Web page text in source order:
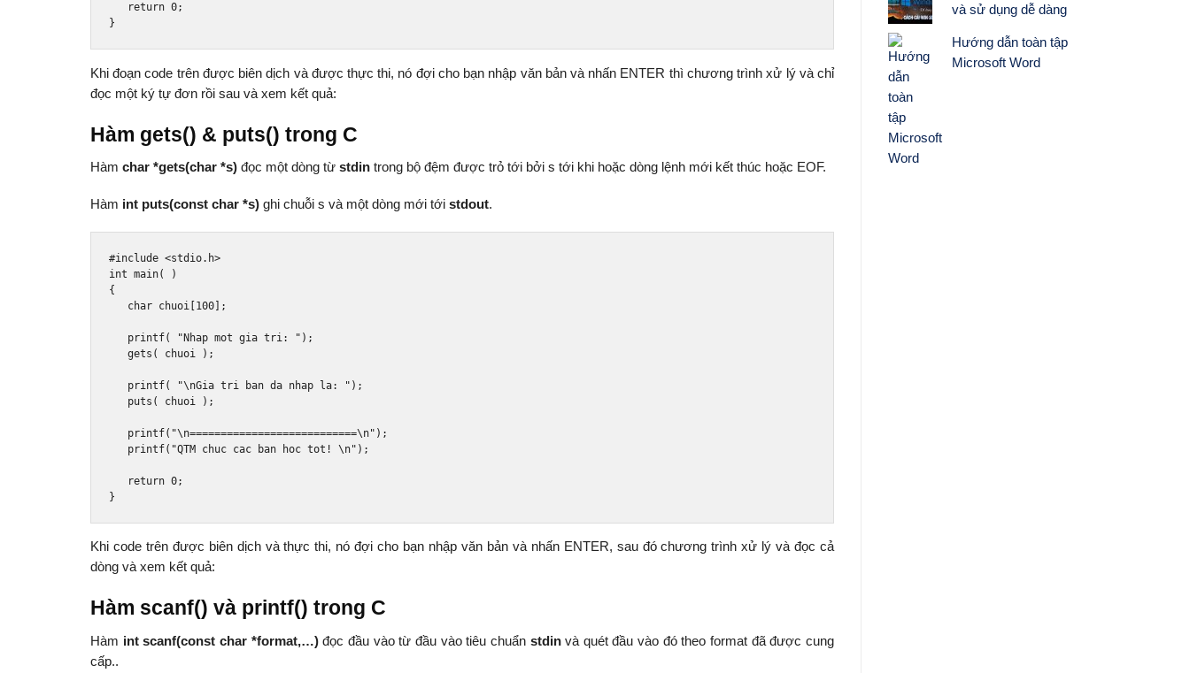
return 0;
}
Khi đoạn code trên được biên dịch và được thực thi, nó đợi cho bạn nhập văn bản và nhấn ENTER thì chương trình xử lý và chỉ
đọc một ký tự đơn rồi sau và xem kết quả:
Hàm gets() & puts() trong C
Hàm char *gets(char *s) đọc một dòng từ stdin trong bộ đệm được trỏ tới bởi s tới khi hoặc dòng lệnh mới kết thúc hoặc EOF.
Hàm int puts(const char *s) ghi chuỗi s và một dòng mới tới stdout.
#include <stdio.h>
int main(
)
{
char chuoi 100 ];
   printf
( "Nhap mot gia tri: " );
   gets
( chuoi );
   printf
( "\nGia tri ban da nhap la: " );
   puts
( chuoi );
   printf
( "\n===========================\n" );
   printf
( "QTM chuc cac ban hoc tot! \n" );
return 0;
}
Khi code trên được biên dịch và thực thi, nó đợi cho bạn nhập văn bản và nhấn ENTER, sau đó chương trình xử lý và đọc cả
dòng và xem kết quả:
Hàm scanf() và printf() trong C
Hàm int scanf(const char *format,…)đọc đầu vào từ đầu vào tiêu chuẩn stdinvà quét đầu vào đó theo format đã được cung
cấp..
và sử dụng dễ dàng
Hướng dẫn toàn tập
Microsoft Word